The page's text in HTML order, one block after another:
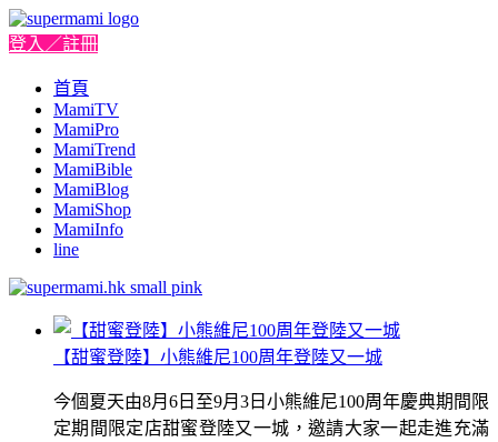
登入／註冊
首頁
MamiTV
MamiPro
MamiTrend
MamiBible
MamiBlog
MamiShop
MamiInfo
line
【甜蜜登陸】小熊維尼100周年登陸又一城
今個夏天由8月6日至9月3日小熊維尼100周年慶典期間限
定期間限定店甜蜜登陸又一城，邀請大家一起走進充滿